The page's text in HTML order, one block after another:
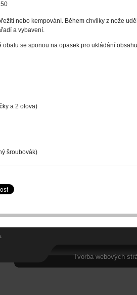
nebo kempování. Během chvilky z nože
a vybavení.
obalu se sponou na opasek pro ukládání
a 2 olova)
šroubovák)
Tvorba webových